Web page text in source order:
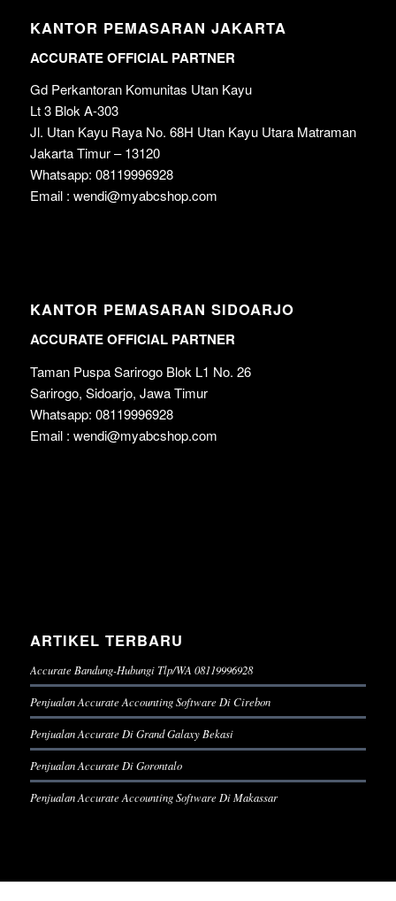
KANTOR PEMASARAN JAKARTA
ACCURATE OFFICIAL PARTNER
Gd Perkantoran Komunitas Utan Kayu
Lt 3 Blok A-303
Jl. Utan Kayu Raya No. 68H Utan Kayu Utara Matraman
Jakarta Timur – 13120
Whatsapp: 08119996928
Email : wendi@myabcshop.com
KANTOR PEMASARAN SIDOARJO
ACCURATE OFFICIAL PARTNER
Taman Puspa Sarirogo Blok L1 No. 26
Sarirogo, Sidoarjo, Jawa Timur
Whatsapp: 08119996928
Email : wendi@myabcshop.com
ARTIKEL TERBARU
Accurate Bandung-Hubungi Tlp/WA 08119996928
Penjualan Accurate Accounting Software Di Cirebon
Penjualan Accurate Di Grand Galaxy Bekasi
Penjualan Accurate Di Gorontalo
Penjualan Accurate Accounting Software Di Makassar